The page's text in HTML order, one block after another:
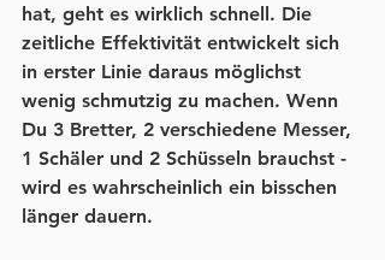
hat, geht es wirklich schnell. Die
zeitliche Effektivität entwickelt sich
in erster Linie daraus möglichst
wenig schmutzig zu machen. Wenn
Du 3 Bretter, 2 verschiedene Messer,
1 Schäler und 2 Schüsseln brauchst -
wird es wahrscheinlich ein bisschen
länger dauern.